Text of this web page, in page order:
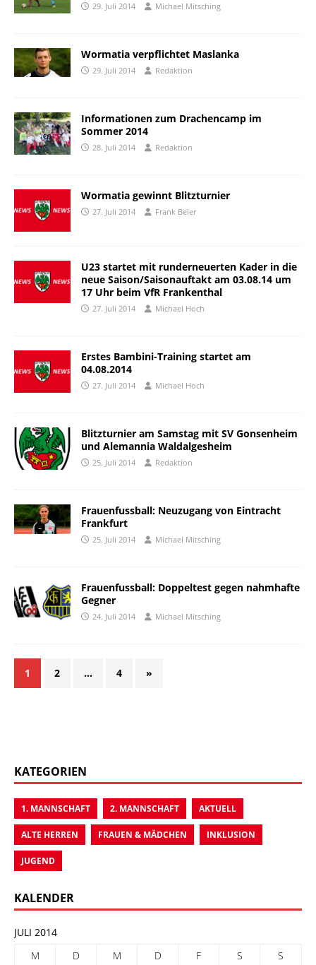
29. Juli 2014 Michael Mitsching
Wormatia verpflichtet Maslanka
29. Juli 2014 Redaktion
Informationen zum Drachencamp im
Sommer 2014
28. Juli 2014 Redaktion
Wormatia gewinnt Blitzturnier
27. Juli 2014 Frank Beier
U23 startet mit runderneuerten Kader in die
neue Saison/Saisonauftakt am 03.08.14 um
17 Uhr beim VfR Frankenthal
27. Juli 2014 Michael Hoch
Erstes Bambini-Training startet am
04.08.2014
27. Juli 2014 Michael Hoch
Blitzturnier am Samstag mit SV Gonsenheim
und Alemannia Waldalgesheim
25. Juli 2014 Redaktion
Frauenfussball: Neuzugang von Eintracht
Frankfurt
25. Juli 2014 Michael Mitsching
Frauenfussball: Doppeltest gegen nahmhafte
Gegner
24. Juli 2014 Michael Mitsching
1 2 … 4 »
KATEGORIEN
1. MANNSCHAFT 2. MANNSCHAFT AKTUELL
ALTE HERREN FRAUEN & MÄDCHEN INKLUSION
JUGEND
KALENDER
JULI 2014
M
D M D F S S